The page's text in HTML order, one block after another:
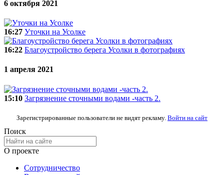
6 октября 2021
16:27 Уточки на Усолке
16:22 Благоустройство берега Усолки в фотографиях
1 апреля 2021
15:10 Загрязнение сточными водами -часть 2.
Зарегистрированные пользователи не видят рекламу. Войти на сайт
Поиск
О проекте
Сотрудничество